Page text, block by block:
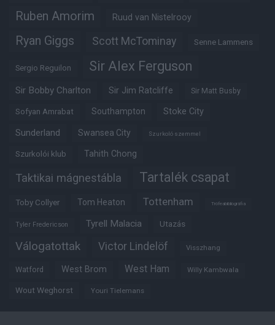
Ruben Amorim Ruud van Nistelrooy
Ryan Giggs Scott McTominay Senne Lammens
Sergio Reguilon Sir Alex Ferguson
Sir Bobby Charlton Sir Jim Ratcliffe Sir Matt Busby
Sofyan Amrabat Southampton Stoke City
Sunderland Swansea City Szurkoló szemmel
Szurkolói klub Tahith Chong
Taktikai mágnestábla Tartalék csapat
Toby Collyer Tom Heaton Tottenham Trófeabibliográfia
Tyler Fredericson Tyrell Malacia Utazás
Válogatottak Victor Lindelöf Visszhang
Watford West Brom West Ham Willy Kambwala
Wout Weghorst Youri Tielemans